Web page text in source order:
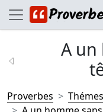
A un
Proverbes Thémes